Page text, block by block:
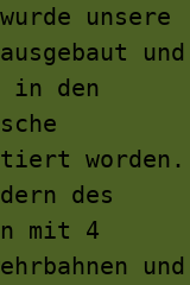
unsere
und
in den
worden.
des
mit 4
und